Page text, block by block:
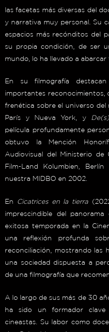
las facetas más diversas del
y narrativa muy personal. Su
espacios más recónditos del
su propia condición, de ser
mundo, lo ha llevado a
En su filmografía
importantes reconocimientos,
frenética sobre el universo del
París y Nueva York, y
película profundamente
obtuvo la Mención
Audiovisual del Ministerio
Film-Land Kolumbien,
nuestra MIDBO en 2002.
En Cicatrices en la tierra
imprescindible del
exitosa temporada en la
una reflexión profunda
reconciliación, mostrando las
una sociedad dispuesta a
de una filmografía que
A lo largo de sus más de 30
ha sido un formador clave
cineastas. Su labor como